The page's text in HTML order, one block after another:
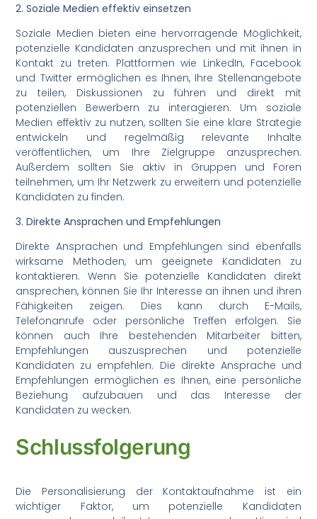
2. Soziale Medien effektiv einsetzen
Soziale Medien bieten eine hervorragende Möglichkeit,
potenzielle Kandidaten anzusprechen und mit ihnen in
Kontakt zu treten. Plattformen wie LinkedIn, Facebook
und Twitter ermöglichen es Ihnen, Ihre Stellenangebote
zu teilen, Diskussionen zu führen und direkt mit
potenziellen Bewerbern zu interagieren. Um soziale
Medien effektiv zu nutzen, sollten Sie eine klare Strategie
entwickeln und regelmäßig relevante Inhalte
veröffentlichen, um Ihre Zielgruppe anzusprechen.
Außerdem sollten Sie aktiv in Gruppen und Foren
teilnehmen, um Ihr Netzwerk zu erweitern und potenzielle
Kandidaten zu finden.
3. Direkte Ansprachen und Empfehlungen
Direkte Ansprachen und Empfehlungen sind ebenfalls
wirksame Methoden, um geeignete Kandidaten zu
kontaktieren. Wenn Sie potenzielle Kandidaten direkt
ansprechen, können Sie Ihr Interesse an ihnen und ihren
Fähigkeiten zeigen. Dies kann durch E-Mails,
Telefonanrufe oder persönliche Treffen erfolgen. Sie
können auch Ihre bestehenden Mitarbeiter bitten,
Empfehlungen auszusprechen und potenzielle
Kandidaten zu empfehlen. Die direkte Ansprache und
Empfehlungen ermöglichen es Ihnen, eine persönliche
Beziehung aufzubauen und das Interesse der
Kandidaten zu wecken.
Schlussfolgerung
Die Personalisierung der Kontaktaufnahme ist ein
wichtiger Faktor, um potenzielle Kandidaten